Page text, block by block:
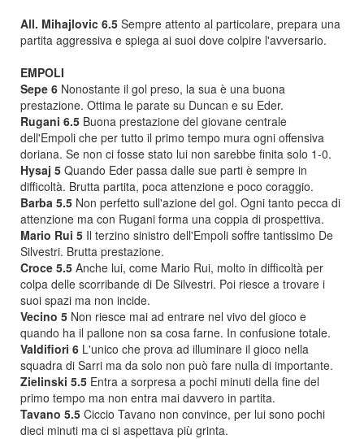
All. Mihajlovic 6.5 Sempre attento al particolare, prepara una
partita aggressiva e spiega ai suoi dove colpire l'avversario.
EMPOLI
Sepe 6 Nonostante il gol preso, la sua è una buona
prestazione. Ottima le parate su Duncan e su Eder.
Rugani 6.5 Buona prestazione del giovane centrale
dell'Empoli che per tutto il primo tempo mura ogni offensiva
doriana. Se non ci fosse stato lui non sarebbe finita solo 1-0.
Hysaj 5 Quando Eder passa dalle sue parti è sempre in
difficoltà. Brutta partita, poca attenzione e poco coraggio.
Barba 5.5 Non perfetto sull'azione del gol. Ogni tanto pecca di
attenzione ma con Rugani forma una coppia di prospettiva.
Mario Rui 5 Il terzino sinistro dell'Empoli soffre tantissimo De
Silvestri. Brutta prestazione.
Croce 5.5 Anche lui, come Mario Rui, molto in difficoltà per
colpa delle scorribande di De Silvestri. Poi riesce a trovare i
suoi spazi ma non incide.
Vecino 5 Non riesce mai ad entrare nel vivo del gioco e
quando ha il pallone non sa cosa farne. In confusione totale.
Valdifiori 6 L'unico che prova ad illuminare il gioco nella
squadra di Sarri ma da solo non può fare nulla di importante.
Zielinski 5.5 Entra a sorpresa a pochi minuti della fine del
primo tempo ma non entra mai davvero in partita.
Tavano 5.5 Ciccio Tavano non convince, per lui sono pochi
dieci minuti ma ci si aspettava più grinta.